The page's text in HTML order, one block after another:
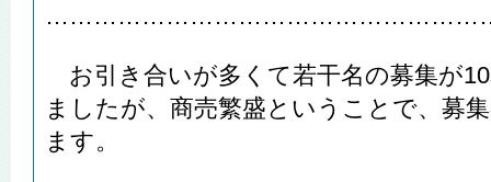
お引き合いが多くて若干名の募集が
ましたが、商売繁盛ということで、募
ます。